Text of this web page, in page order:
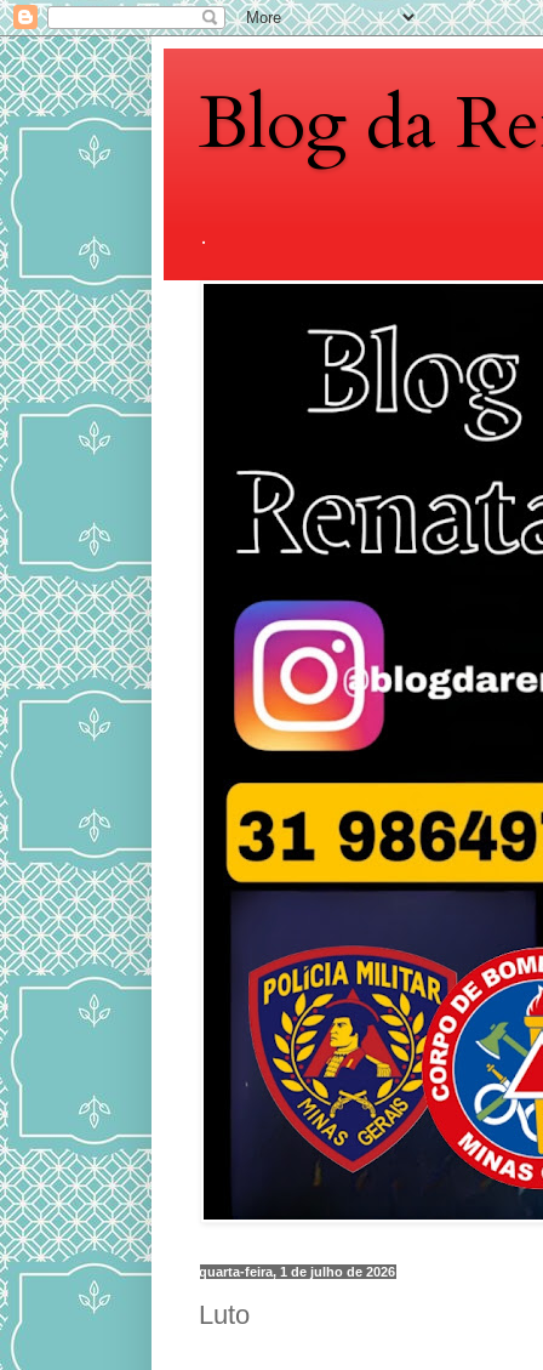
Blog da
.
quarta-feira, 1 de julho de 2026
Luto